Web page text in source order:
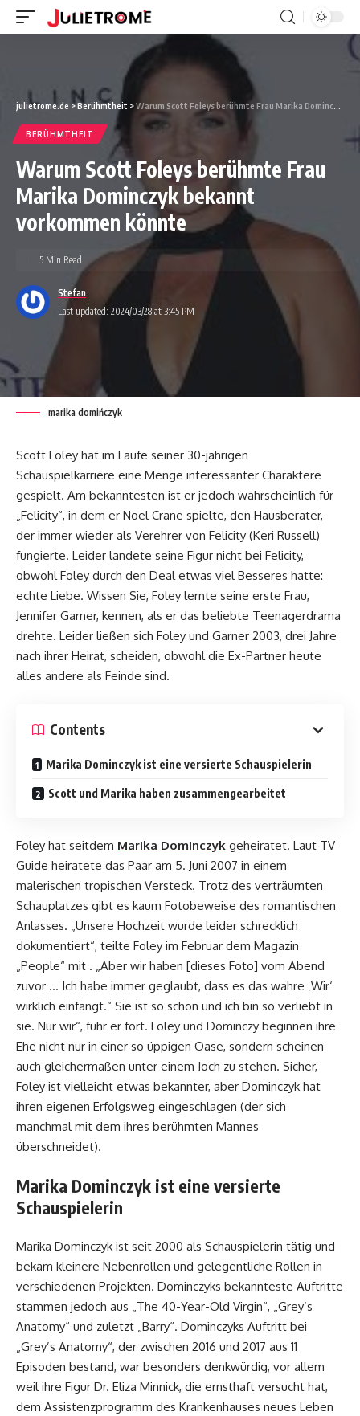
julietrome.de >Berühmtheit >Warum Scott Foleys berühmte Frau Marika Dominczyk bekannt vorkommen könnte
BERÜHMTHEIT
Warum Scott Foleys berühmte Frau
Marika Dominczyk bekannt
vorkommen könnte
Last updated: 2024/03/28 at 3:45 PM
Stefan
5 Min Read
marika domińczyk
Scott Foley hat im Laufe seiner 30-jährigen
Schauspielkarriere eine Menge interessanter Charaktere
gespielt. Am bekanntesten ist er jedoch wahrscheinlich für
„Felicity“, in dem er Noel Crane spielte, den Hausberater,
der immer wieder als Verehrer von Felicity (Keri Russell)
fungierte. Leider landete seine Figur nicht bei Felicity,
obwohl Foley durch den Deal etwas viel Besseres hatte:
echte Liebe. Wissen Sie, Foley lernte seine erste Frau,
Jennifer Garner, kennen, als er das beliebte Teenagerdrama
drehte. Leider ließen sich Foley und Garner 2003, drei Jahre
nach ihrer Heirat, scheiden, obwohl die Ex-Partner heute
alles andere als Feinde sind.
Contents
Marika Dominczyk ist eine versierte Schauspielerin
Scott und Marika haben zusammengearbeitet
Foley hat seitdem Marika Dominczyk geheiratet. Laut TV
Guide heiratete das Paar am 5. Juni 2007 in einem
malerischen tropischen Versteck. Trotz des verträumten
Schauplatzes gibt es kaum Fotobeweise des romantischen
Anlasses. „Unsere Hochzeit wurde leider schrecklich
dokumentiert“, teilte Foley im Februar dem Magazin
„People“ mit . „Aber wir haben [dieses Foto] vom Abend
zuvor … Ich habe immer geglaubt, dass es das wahre ‚Wir‘
wirklich einfängt.“ Sie ist so schön und ich bin so verliebt in
sie. Nur wir“, fuhr er fort. Foley und Dominczy beginnen ihre
Ehe nicht nur in einer so üppigen Oase, sondern scheinen
auch gleichermaßen unter einem Joch zu stehen. Sicher,
Foley ist vielleicht etwas bekannter, aber Dominczyk hat
ihren eigenen Erfolgsweg eingeschlagen (der sich
manchmal mit dem ihres berühmten Mannes
überschneidet).
Marika Dominczyk ist eine versierte
Schauspielerin
Marika Dominczyk ist seit 2000 als Schauspielerin tätig und
bekam kleinere Nebenrollen und gelegentliche Rollen in
verschiedenen Projekten. Dominczyks bekannteste Auftritte
stammen jedoch aus „The 40-Year-Old Virgin“, „Grey’s
Anatomy“ und zuletzt „Barry“. Dominczyks Auftritt bei
„Grey’s Anatomy“, der zwischen 2016 und 2017 aus 11
Episoden bestand, war besonders denkwürdig, vor allem
weil ihre Figur Dr. Eliza Minnick, die ernsthaft versucht hat,
dem Assistenzprogramm des Krankenhauses neues Leben